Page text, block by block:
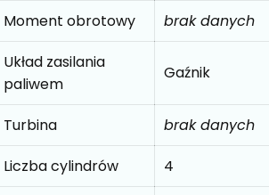
Moment obrotowy
brak danych
Układ zasilania
paliwem
Gaźnik
Turbina
brak danych
Liczba cylindrów
4